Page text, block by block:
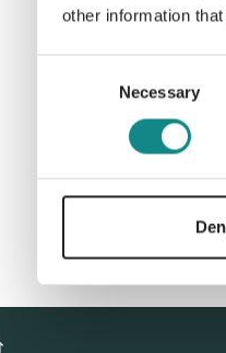
other information
Necessary